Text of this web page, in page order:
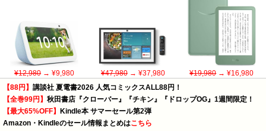
¥12,980→ ¥9,980 ¥47,980→ ¥37,980 ¥19,980→ ¥16,980
【88円】 講談社 夏電書2026 人気コミックスALL88円！
【全巻99円】 秋田書店『クローバー』『チキン』『ドロップOG』1週間限定！
【最大65%OFF】
Kindle本 サマーセール第2弾
Amazon・Kindleのセール情報まとめはこちら